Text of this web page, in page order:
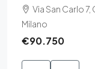
Via San Carlo
Milano
€90.750